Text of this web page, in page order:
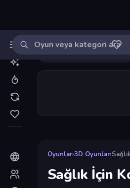
MinikOyuncu
Oyun ara
Sağlık İçin Koş
Oyunlar›3D Oyunlar›
Sağlık İçin